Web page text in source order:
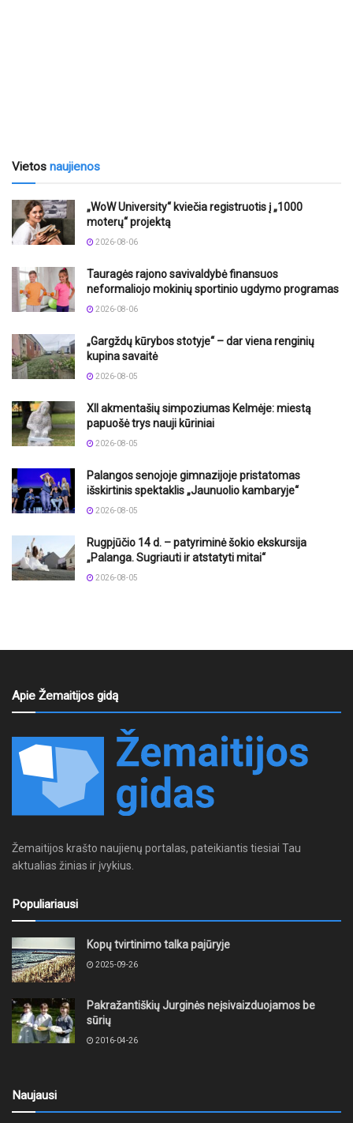
Vietos naujienos
„WoW University“ kviečia registruotis į „1000
moterų“ projektą
2026-08-06
Tauragės rajono savivaldybė finansuos
neformaliojo mokinių sportinio ugdymo programas
2026-08-06
„Gargždų kūrybos stotyje“ – dar viena renginių
kupina savaitė
2026-08-05
XII akmentašių simpoziumas Kelmėje: miestą
papuošė trys nauji kūriniai
2026-08-05
Palangos senojoje gimnazijoje pristatomas
išskirtinis spektaklis „Jaunuolio kambaryje“
2026-08-05
Rugpjūčio 14 d. – patyriminė šokio ekskursija
„Palanga. Sugriauti ir atstatyti mitai“
2026-08-05
Apie Žemaitijos gidą
Žemaitijos krašto naujienų portalas, pateikiantis tiesiai Tau
aktualias žinias ir įvykius.
Populiariausi
Kopų tvirtinimo talka pajūryje
2025-09-26
Pakražantiškių Jurginės neįsivaizduojamos be
sūrių
2016-04-26
Naujausi